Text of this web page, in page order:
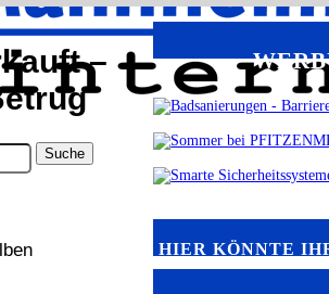
–
HIER KÖNNTE